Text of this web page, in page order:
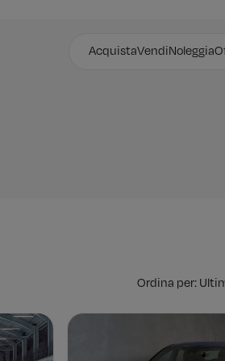
AcquistaVendiNoleggia
Ordina per: